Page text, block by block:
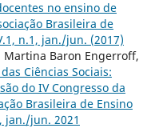
no ensino de
Brasileira de
n.1, jan./jun. (2017)
Martina Baron Engerroff,
Ciências Sociais:
do IV Congresso da
Brasileira de Ensino
jan./jun. 2021